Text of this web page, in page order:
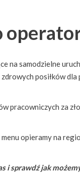
na samodzielne
posiłków
pracowniczych za
opieramy na
i sprawdź jak